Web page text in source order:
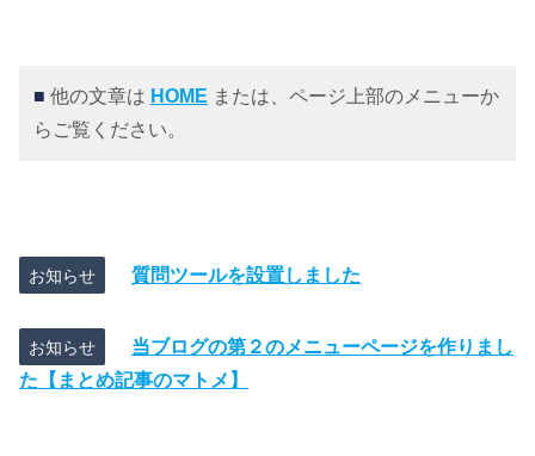
■ 他の文章は HOME または、ページ上部のメニューか
らご覧ください。
お知らせ 質問ツールを設置しました
お知らせ
当ブログの第２のメニューページを作りまし
た【まとめ記事のマトメ】